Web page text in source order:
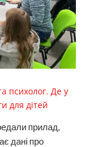
психолог. Де у
для дітей
прилад,
дані про